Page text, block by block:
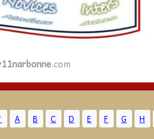
.com
A B C D E F G H